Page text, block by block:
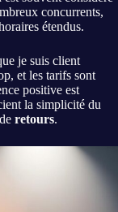
concurrents,
étendus.
je suis client
et les tarifs sont
positive est
la simplicité du
retours.